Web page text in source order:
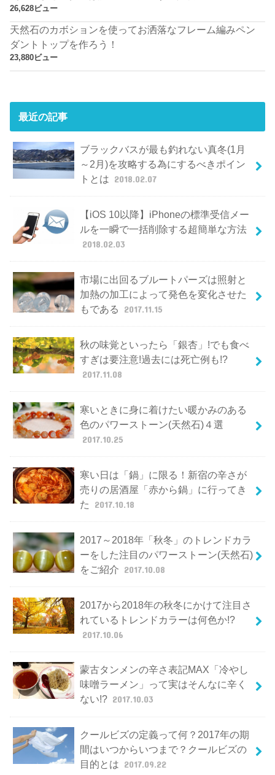
26,628ビュー
天然石のカボションを使ってお洒落なフレーム編みペン
ダントトップを作ろう！
23,880ビュー
最近の記事
ブラックバスが最も釣れない真冬(1月
～2月)を攻略する為にするべきポイン
トとは 2018.02.07
【iOS 10以降】iPhoneの標準受信メー
ルを一瞬で一括削除する超簡単な方法
2018.02.03
市場に出回るブルートパーズは照射と
加熱の加工によって発色を変化させた
もである
2017.11.15
秋の味覚といったら「銀杏」!でも食べ
すぎは要注意!過去には死亡例も!?
2017.11.08
寒いときに身に着けたい暖かみのある
色のパワーストーン(天然石)４選
2017.10.25
寒い日は「鍋」に限る！新宿の辛さが
売りの居酒屋「赤から鍋」に行ってき
た
2017.10.18
2017～2018年「秋冬」のトレンドカラ
ーをした注目のパワーストーン(天然石)
をご紹介 2017.10.08
2017から2018年の秋冬にかけて注目さ
れているトレンドカラーは何色か!?
2017.10.06
蒙古タンメンの辛さ表記MAX「冷やし
味噌ラーメン」って実はそんなに辛く
ない!? 2017.10.03
クールビズの定義って何？2017年の期
間はいつからいつまで？クールビズの
目的とは 2017.09.22